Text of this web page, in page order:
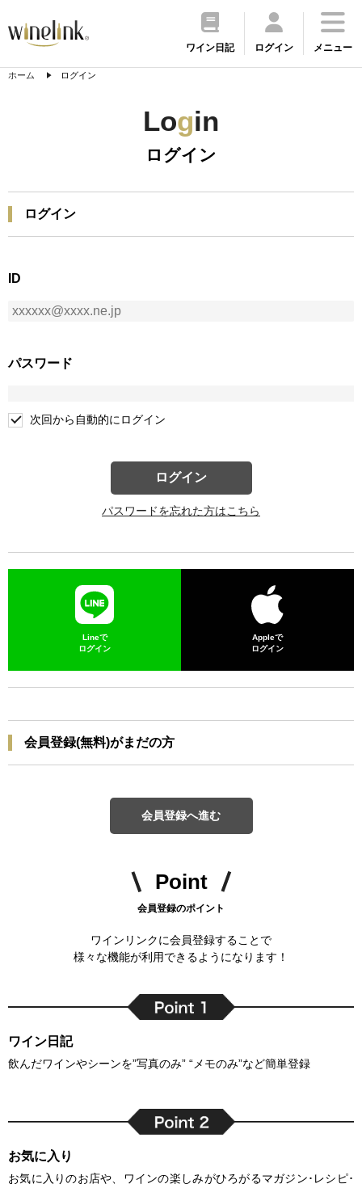
ワイン日記 ログイン メニュー
ホーム ログイン
Login
ログイン
ログイン
ID
パスワード
次回から自動的にログイン
ログイン
パスワードを忘れた方はこちら
Lineで
ログイン
Appleで
ログイン
会員登録(無料)がまだの方
会員登録へ進む
Point
会員登録のポイント
ワインリンクに会員登録することで
様々な機能が利用できるようになります！
ワイン日記
飲んだワインやシーンを”写真のみ” “メモのみ”など簡単登録
お気に入り
お気に入りのお店や、ワインの楽しみがひろがるマガジン･レシピ･